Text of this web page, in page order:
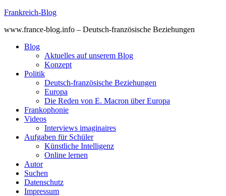
Skip
content
Frankreich-Blog
www.france-blog.info – Deutsch-französische Beziehungen
Blog
Aktuelles auf unserem Blog
Konzept
Politik
Deutsch-französische Beziehungen
Europa
Die Reden von E. Macron über Europa
Frankophonie
Videos
Interviews imaginaires
Aufgaben für Schüler
Künstliche Intelligenz
Online lernen
Autor
Suchen
Datenschutz
Impressum